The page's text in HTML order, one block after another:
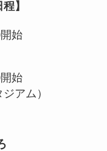
】
始
始
アム）